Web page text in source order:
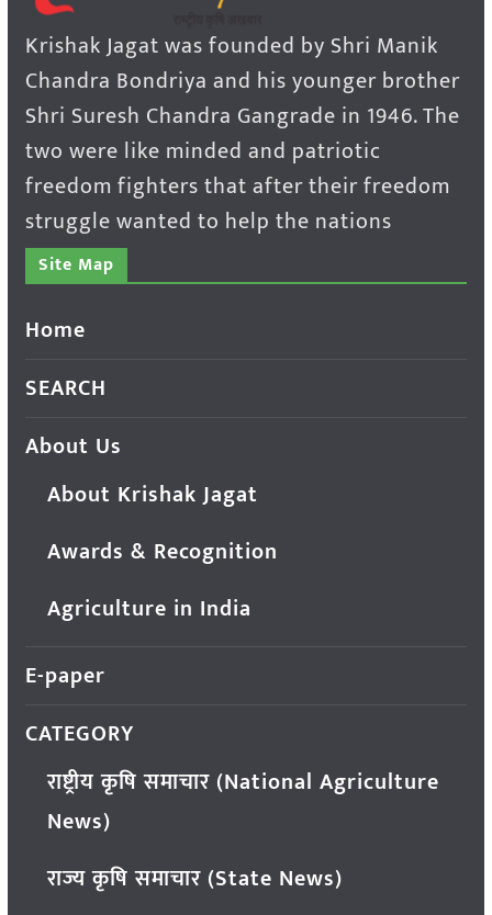
Krishak Jagat was founded by Shri Manik
Chandra Bondriya and his younger brother
Shri Suresh Chandra Gangrade in 1946. The
two were like minded and patriotic
freedom fighters that after their freedom
struggle wanted to help the nations
Site Map
Home
SEARCH
About Us
About Krishak Jagat
Awards & Recognition
Agriculture in India
E-paper
CATEGORY
राष्ट्रीय कृषि समाचार (National Agriculture
News)
राज्य कृषि समाचार (State News)